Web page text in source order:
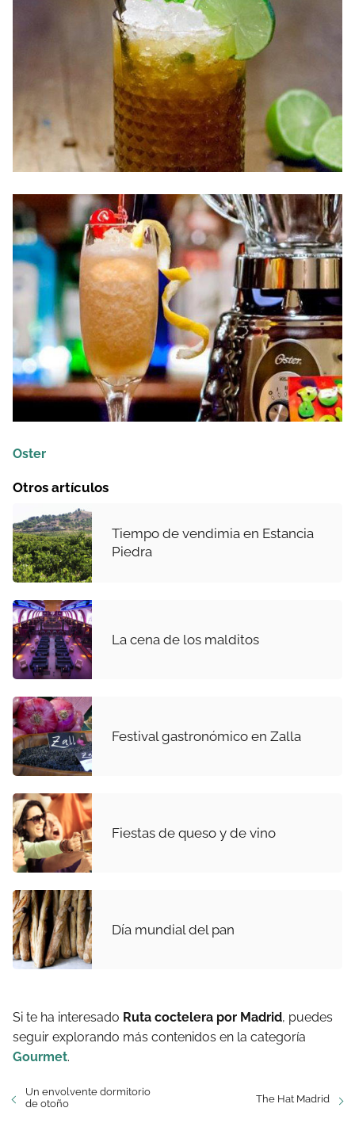
Oster
Otros artículos
Tiempo de vendimia en Estancia
Piedra
La cena de los malditos
Festival gastronómico en Zalla
Fiestas de queso y de vino
Día mundial del pan
Si te ha interesado Ruta coctelera por Madrid, puedes
seguir explorando más contenidos en la categoría
Gourmet.
Un envolvente dormitorio
de otoño
The Hat Madrid